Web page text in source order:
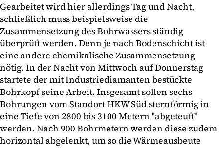
Gearbeitet wird hier allerdings Tag und Nacht,
schließlich muss beispielsweise die
Zusammensetzung des Bohrwassers ständig
überprüft werden. Denn je nach Bodenschicht ist
eine andere chemikalische Zusammensetzung
nötig. In der Nacht von Mittwoch auf Donnerstag
startete der mit Industriediamanten bestückte
Bohrkopf seine Arbeit. Insgesamt sollen sechs
Bohrungen vom Standort HKW Süd sternförmig in
eine Tiefe von 2800 bis 3100 Metern "abgeteuft"
werden. Nach 900 Bohrmetern werden diese zudem
horizontal abgelenkt, um so die Wärmeausbeute